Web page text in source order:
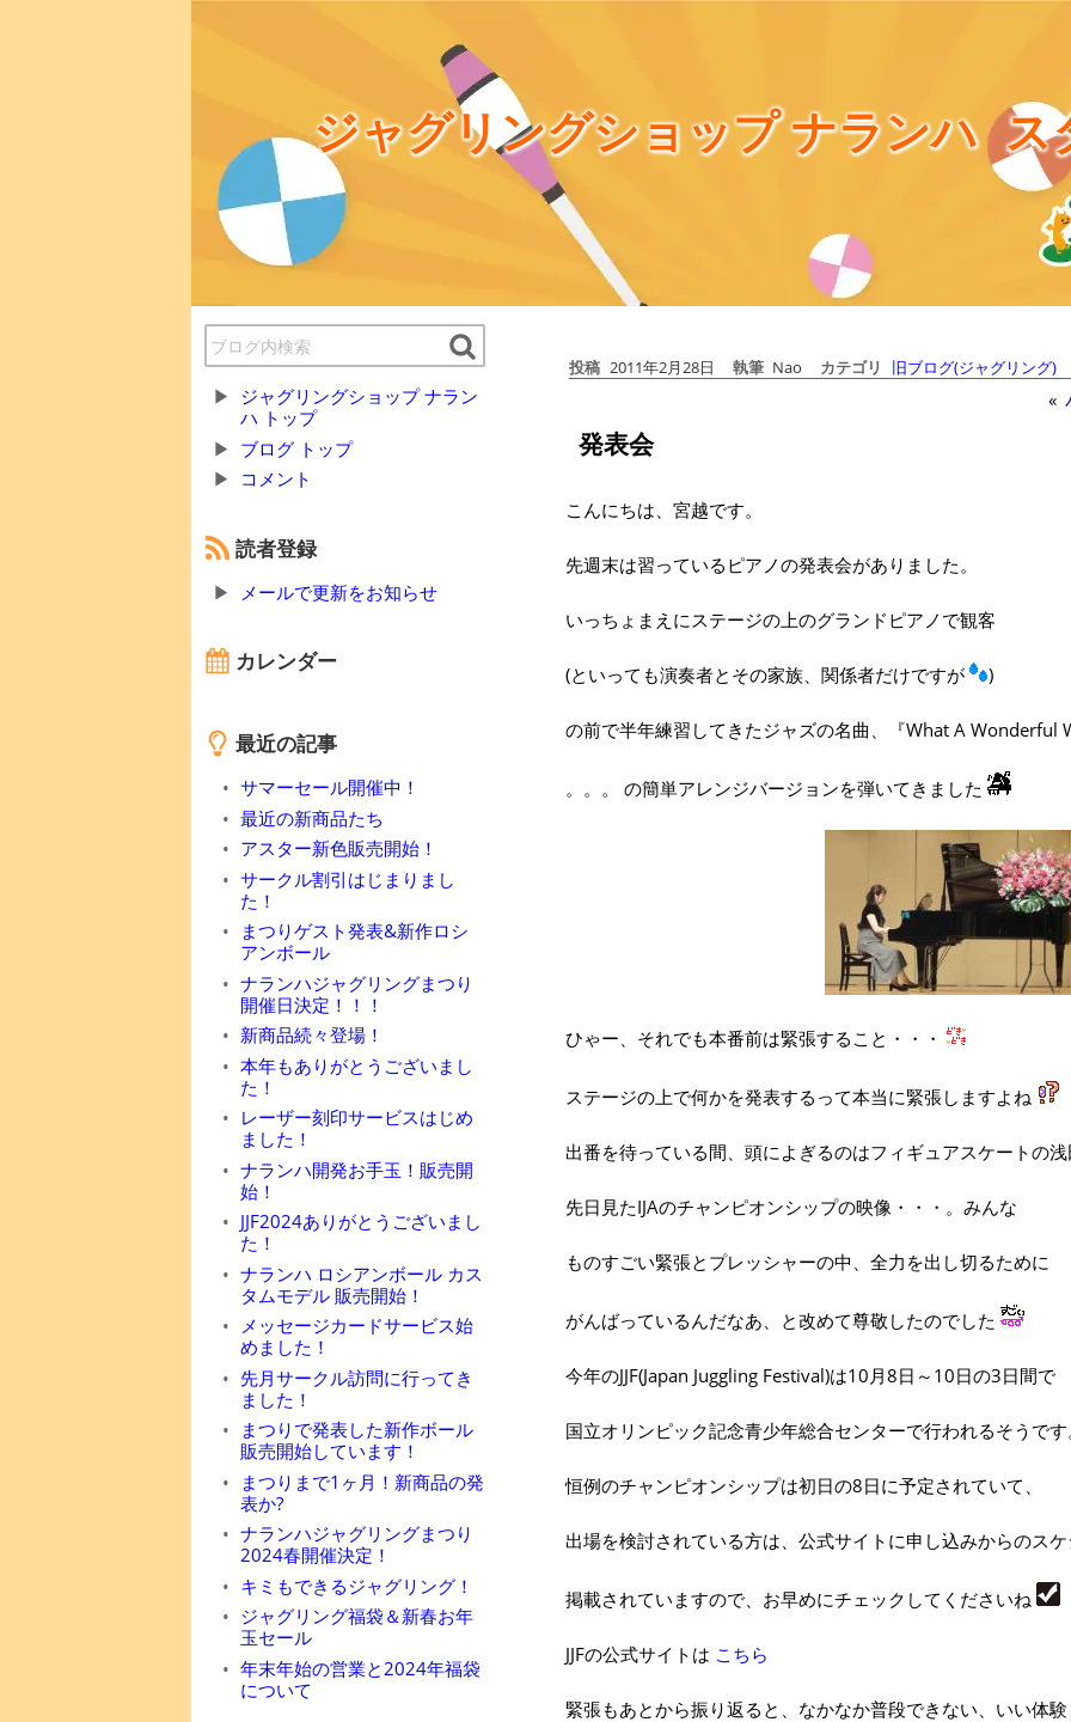
ジャグリングショップ ナランハ ス
ジャグリングショップ ナラン
ハ トップ
ブログ トップ
コメント
読者登録
メールで更新をお知らせ
カレンダー
最近の記事
サマーセール開催中！
最近の新商品たち
アスター新色販売開始！
サークル割引はじまりまし
た！
まつりゲスト発表&新作ロシ
アンボール
ナランハジャグリングまつり
開催日決定！！！
新商品続々登場！
本年もありがとうございまし
た！
レーザー刻印サービスはじめ
ました！
ナランハ開発お手玉！販売開
始！
JJF2024ありがとうございまし
た！
ナランハ ロシアンボール カス
タムモデル 販売開始！
メッセージカードサービス始
めました！
先月サークル訪問に行ってき
ました！
まつりで発表した新作ボール
販売開始しています！
まつりまで1ヶ月！新商品の発
表か?
ナランハジャグリングまつり
2024春開催決定！
キミもできるジャグリング！
ジャグリング福袋＆新春お年
玉セール
年末年始の営業と2024年福袋
について
投稿 2011年2月28日 執筆 Nao カテゴリ 旧ブログ(ジャグリング)
«
発表会
こんにちは、宮越です。
先週末は習っているピアノの発表会がありました。
いっちょまえにステージの上のグランドピアノで観客
(といっても演奏者とその家族、関係者だけですが )
の前で半年練習してきたジャズの名曲、『What A Wonderful
。。。 の簡単アレンジバージョンを弾いてきました
ひゃー、それでも本番前は緊張すること・・・
ステージの上で何かを発表するって本当に緊張しますよね
出番を待っている間、頭によぎるのはフィギュアスケートの
先日見たIJAのチャンピオンシップの映像・・・。みんな
ものすごい緊張とプレッシャーの中、全力を出し切るために
がんばっているんだなあ、と改めて尊敬したのでした
今年のJJF(Japan Juggling Festival)は10月8日～10日の3日間で
国立オリンピック記念青少年総合センターで行われるそうで
恒例のチャンピオンシップは初日の8日に予定されていて、
出場を検討されている方は、公式サイトに申し込みからのス
掲載されていますので、お早めにチェックしてくださいね
JJFの公式サイトは こちら
緊張もあとから振り返ると、なかなか普段できない、いい体